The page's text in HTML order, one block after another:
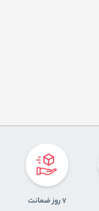
7 روز ضمانت